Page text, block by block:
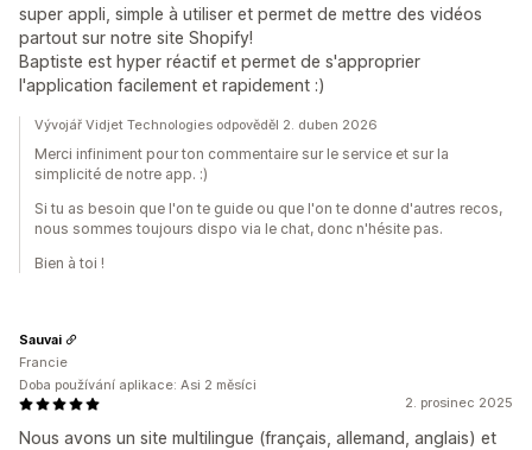
super appli, simple à utiliser et permet de mettre des vidéos
partout sur notre site Shopify!
Baptiste est hyper réactif et permet de s'approprier
l'application facilement et rapidement :)
Vývojář Vidjet Technologies odpověděl 2. duben 2026
Merci infiniment pour ton commentaire sur le service et sur la
simplicité de notre app. :)
Si tu as besoin que l'on te guide ou que l'on te donne d'autres recos,
nous sommes toujours dispo via le chat, donc n'hésite pas.
Bien à toi !
2. prosinec 2025
Nous avons un site multilingue (français, allemand, anglais) et
Sauvai
Francie
Doba používání aplikace: Asi 2 měsíci